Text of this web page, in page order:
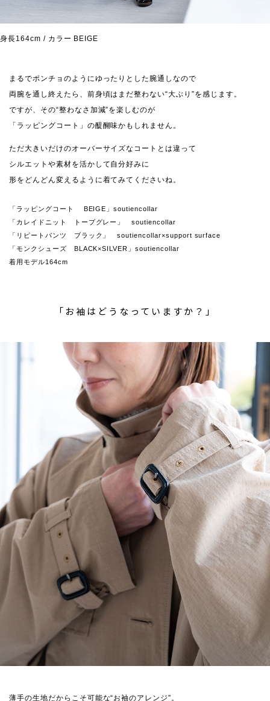
身長164cm / カラー BEIGE
まるでポンチョのようにゆったりとした腕通しなので
両腕を通し終えたら、前身頃はまだ整わない“大ぶり”を感じます。
ですが、その“整わなさ加減”を楽しむのが
「ラッピングコート」の醍醐味かもしれません。
ただ大きいだけのオーバーサイズなコートとは違って
シルエットや素材を活かして自分好みに
形をどんどん変えるように着てみてくださいね。
「ラッピングコート BEIGE」soutiencollar
「カレイドニット トープグレー」 soutiencollar
「リピートパンツ ブラック」 soutiencollar×support surface
「モンクシューズ BLACK×SILVER」soutiencollar
着用モデル164cm
「お袖はどうなっていますか？」
薄手の生地だからこそ可能な“お袖のアレンジ”。